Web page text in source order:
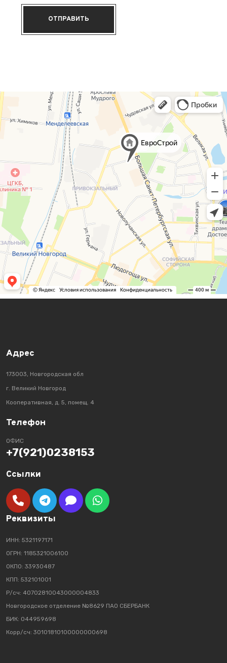
ОТПРАВИТЬ
Адрес
173003, Новгородская обл
г. Великий Новгород
Кооперативная, д. 5, помещ. 4
Телефон
ОФИС
+7(921)0238153
Ссылки
Реквизиты
ИНН: 5321197171
ОГРН: 1185321006100
ОКПО: 33930487
КПП: 532101001
Р/сч: 40702810043000004833
Новгородское отделение №8629 ПАО СБЕРБАНК
БИК: 044959698
Корр/сч: 30101810100000000698